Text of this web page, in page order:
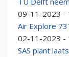
09-11-2023 -
Air Explore
02-11-2023 -
SAS plant